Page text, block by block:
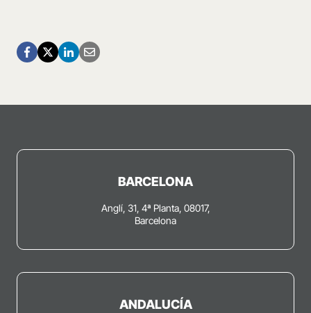
BARCELONA
Anglí, 31, 4ª Planta, 08017,
Barcelona
ANDALUCÍA